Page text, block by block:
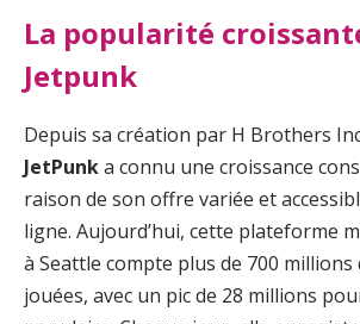
La popularité
Jetpunk
Depuis sa création par H Brothers
JetPunka connu une croissance
raison de son offre variée et
ligne. Aujourd’hui, cette plateforme
à Seattle compte plus de 700 millions
jouées, avec un pic de 28 millions